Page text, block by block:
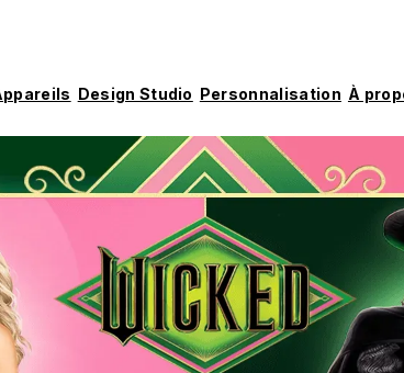
Design Studio Personnalisation À